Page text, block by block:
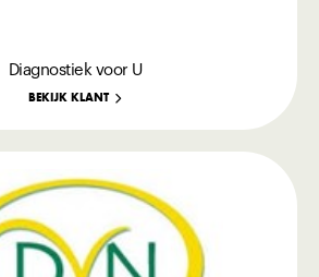
Diagnostiek voor U
BEKIJK KLANT